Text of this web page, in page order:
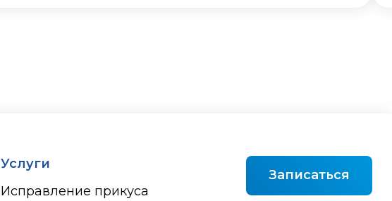
Услуги
Исправление прикуса
Записаться